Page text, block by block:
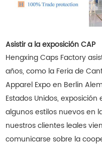
Asistir a la exposición CAP
Hengxing Caps Factory
años, como la Feria de
Apparel Expo en Berlin
Estados Unidos,
algunos estilos nuevos en
nuestros clientes leales
comunicarse sobre la